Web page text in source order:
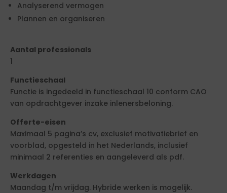
Analyserend vermogen
Plannen en organiseren
Aantal professionals
1
Functieschaal
Functie is ingedeeld in functieschaal 10 conform CAO
van opdrachtgever inzake inlenersbeloning.
Offerte-eisen
Maximaal 5 pagina’s cv, exclusief motivatiebrief en
voorblad, opgesteld in het Nederlands, inclusief
minimaal 2 referenties en aangeleverd als pdf.
Werkdagen
Maandag t/m vrijdag. Hybride werken is mogelijk.